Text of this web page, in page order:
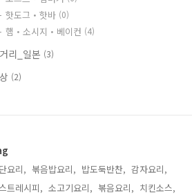
핫도그・핫바 (0)
햄・소시지・베이컨 (4)
리_일본 (3)
(2)
요리, 볶음밥요리, 밥도둑반찬, 감자요리,
트레시피, 소고기요리, 볶음요리, 치킨소스,